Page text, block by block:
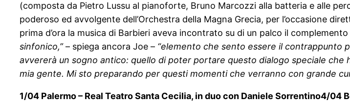
(composta da Pietro Lussu al pianoforte, Bruno Marcozzi alla batteria e alle
poderoso ed avvolgente dell’Orchestra della Magna Grecia, per l’occasione
prima d’ora la musica di Barbieri aveva incontrato su di un palco il complemento
sinfonico,”– spiega ancora Joe – “elemento che sento essere il contrappunto
avvererà un sogno antico: quello di poter portare questo dialogo speciale
mia gente. Mi sto preparando per questi momenti che verranno con grande
1/04 Palermo – Real Teatro Santa Cecilia, in duo con Daniele Sorrentino4/04